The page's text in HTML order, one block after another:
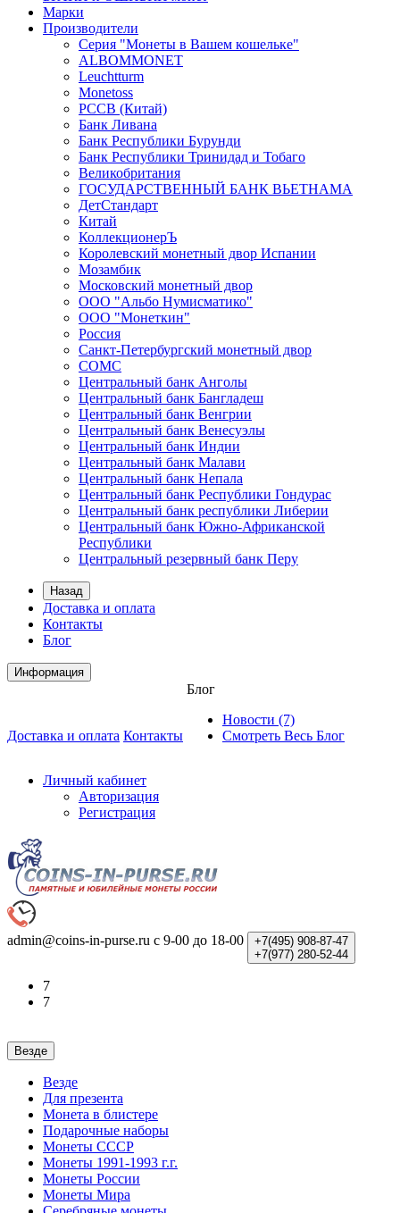
Марки
Производители
Серия "Монеты в Вашем кошельке"
ALBOMMONET
Leuchtturm
Monetoss
PCCB (Китай)
Банк Ливана
Банк Республики Бурунди
Банк Республики Тринидад и Тобаго
Великобритания
ГОСУДАРСТВЕННЫЙ БАНК ВЬЕТНАМА
ДетСтандарт
Китай
КоллекционерЪ
Королевский монетный двор Испании
Мозамбик
Московский монетный двор
ООО "Альбо Нумисматико"
ООО "Монеткин"
Россия
Санкт-Петербургский монетный двор
СОМС
Центральный банк Анголы
Центральный банк Бангладеш
Центральный банк Венгрии
Центральный банк Венесуэлы
Центральный банк Индии
Центральный банк Малави
Центральный банк Непала
Центральный банк Республики Гондурас
Центральный банк республики Либерии
Центральный банк Южно-Африканской
Республики
Центральный резервный банк Перу
Назад
Доставка и оплата
Контакты
Блог
Информация
Доставка и оплата Контакты
Блог
Новости (7)
Смотреть Весь Блог
Личный кабинет
Авторизация
Регистрация
admin@coins-in-purse.ru с 9-00 до 18-00 +7(495) 908-87-47
+7(977) 280-52-44
7
7
Везде
Везде
Для презента
Монета в блистере
Подарочные наборы
Монеты СССР
Монеты 1991-1993 г.г.
Монеты России
Монеты Мира